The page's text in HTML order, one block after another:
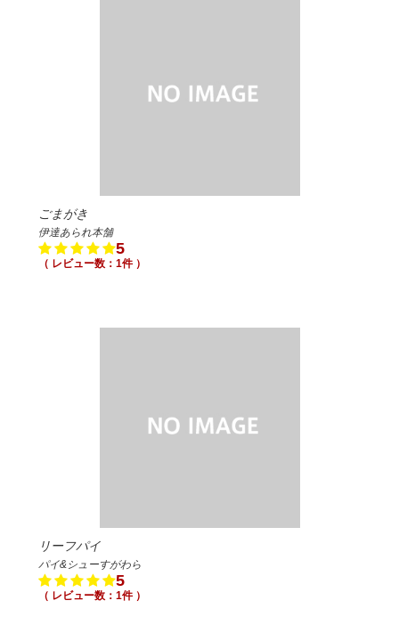
ごまがき
伊達あられ本舗
5
（ レビュー数：1件 ）
リーフパイ
パイ&シューすがわら
5
（ レビュー数：1件 ）